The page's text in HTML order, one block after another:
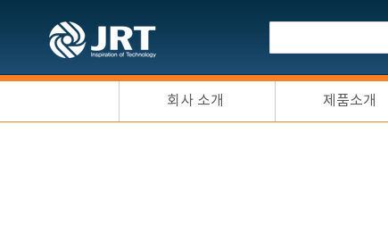
회사 소개 제품소개